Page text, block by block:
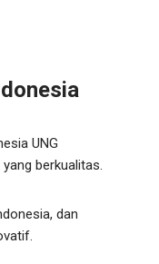
UNG
berkualitas.
dan